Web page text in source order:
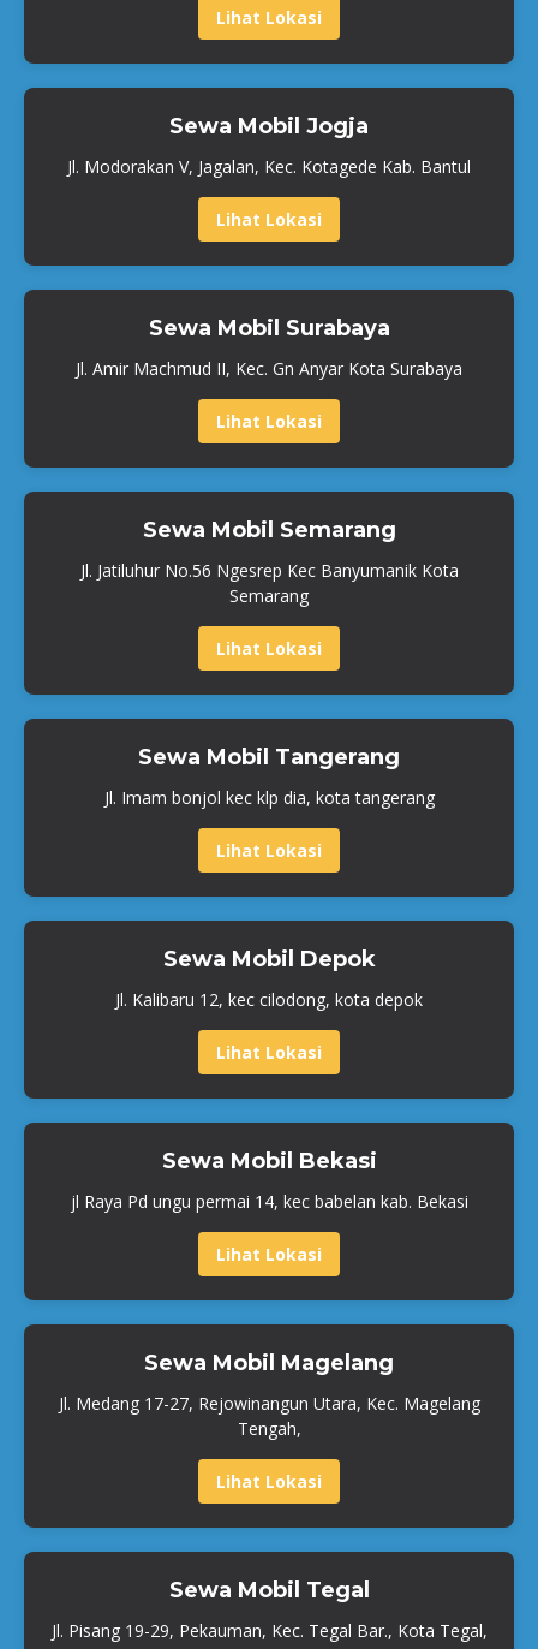
Lihat Lokasi
Sewa Mobil Jogja
Jl. Modorakan V, Jagalan, Kec. Kotagede Kab. Bantul
Lihat Lokasi
Sewa Mobil Surabaya
Jl. Amir Machmud II, Kec. Gn Anyar Kota Surabaya
Lihat Lokasi
Sewa Mobil Semarang
Jl. Jatiluhur No.56 Ngesrep Kec Banyumanik Kota
Semarang
Lihat Lokasi
Sewa Mobil Tangerang
Jl. Imam bonjol kec klp dia, kota tangerang
Lihat Lokasi
Sewa Mobil Depok
Jl. Kalibaru 12, kec cilodong, kota depok
Lihat Lokasi
Sewa Mobil Bekasi
jl Raya Pd ungu permai 14, kec babelan kab. Bekasi
Lihat Lokasi
Sewa Mobil Magelang
Jl. Medang 17-27, Rejowinangun Utara, Kec. Magelang
Tengah,
Lihat Lokasi
Sewa Mobil Tegal
Jl. Pisang 19-29, Pekauman, Kec. Tegal Bar., Kota Tegal,